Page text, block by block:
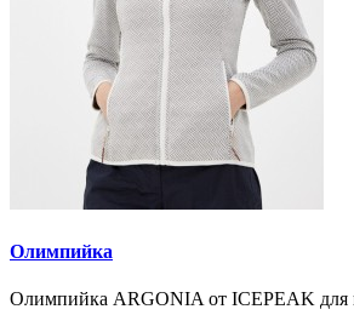
Олимпийка
Олимпийка ARGONIA от ICEPEAK для